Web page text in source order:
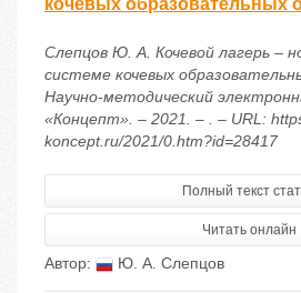
кочевых образовательных
Слепцов Ю. А. Кочевой лагерь –
системе кочевых
Научно-методический
«Концепт». – 2021. – . – URL:
koncept.ru/2021/0.htm?id=28417
Полный текст
Читать онлайн
Автор: Ю. А. Слепцов